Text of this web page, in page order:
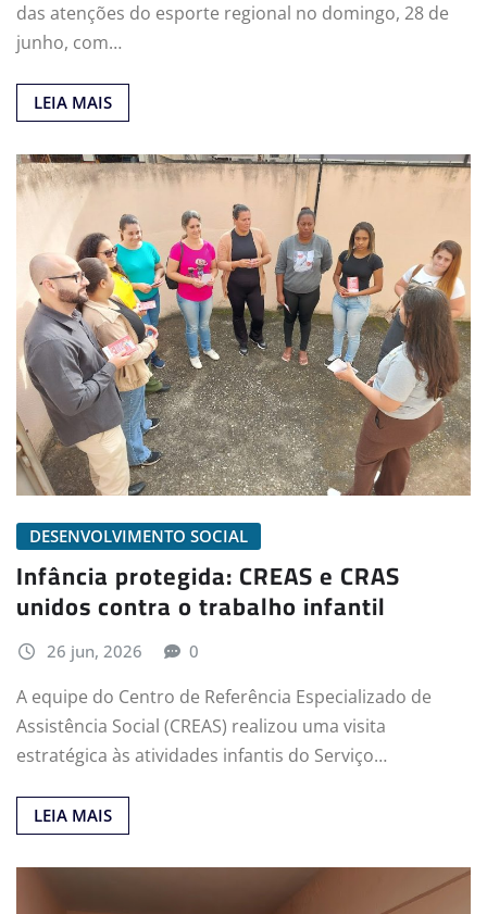
das atenções do esporte regional no domingo, 28 de
junho, com…
LEIA MAIS
DESENVOLVIMENTO SOCIAL
Infância protegida: CREAS e CRAS
unidos contra o trabalho infantil
26 jun, 2026 0
A equipe do Centro de Referência Especializado de
Assistência Social (CREAS) realizou uma visita
estratégica às atividades infantis do Serviço…
LEIA MAIS